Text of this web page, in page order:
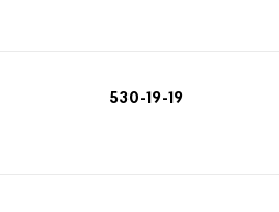
530-19-19